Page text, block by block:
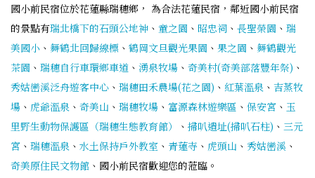
國小前民宿位於花蓮縣瑞穗鄉， 為合法花蓮民宿，鄰近國小前民宿
的景點有瑞北橋下的石頭公地神 、 童之園 、 昭忠祠 、 長聖榮園 、 瑞
美國小 、 舞鶴北回歸線標 、 鶴岡文旦觀光果園 、 果之園 、 舞鶴觀光
茶園 、 瑞穗自行車環鄉車道 、 湧泉牧場 、 奇美村(奇美部落豐年祭) 、
秀姑巒溪泛舟遊客中心 、 瑞穗田禾農場(花之園) 、 紅葉溫泉 、 吉蒸牧
場 、 虎爺溫泉 、 奇美山 、 瑞穗牧場 、 富源森林遊樂區 、 保安宮 、 玉
里野生動物保護區（瑞穗生態教育館）
、 掃叭遺址(掃叭石柱) 、 三元
宮 、 瑞穗溫泉 、 水土保持戶外教室 、 青蓮寺 、 虎頭山 、 秀姑巒溪 、
奇美原住民文物館 、國小前民宿歡迎您的蒞臨。